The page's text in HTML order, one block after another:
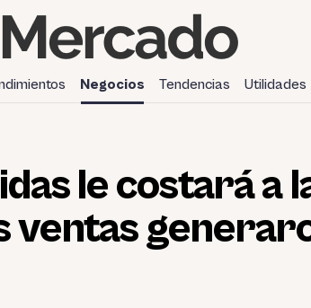
Negocios Tendencias Utilidades
le costará a
ventas